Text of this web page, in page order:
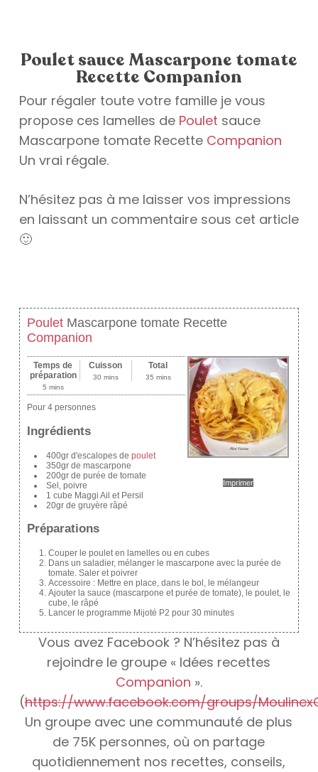
Poulet sauce Mascarpone tomate
Recette Companion
Pour régaler toute votre famille je vous
propose ces lamelles de Poulet sauce
Mascarpone tomate Recette Companion
Un vrai régale.
N’hésitez pas à me laisser vos impressions
en laissant un commentaire sous cet article
🙂
PouletMascarpone tomate Recette
Companion
Imprimer
Temps de
préparation
5 mins
Cuisson
30 mins
Total
35 mins
Pour 4 personnes
Ingrédients
400gr d'escalopes de poulet
350gr de mascarpone
200gr de purée de tomate
Sel, poivre
1 cube Maggi Ail et Persil
20gr de gruyère râpé
Préparations
Couper le poulet en lamelles ou en cubes
Dans un saladier, mélanger le mascarpone avec la purée de
tomate. Saler et poivrer
Accessoire : Mettre en place, dans le bol, le mélangeur
Ajouter la sauce (mascarpone et purée de tomate), le poulet, le
cube, le râpé
Lancer le programme Mijoté P2 pour 30 minutes
Vous avez Facebook ? N’hésitez pas à
rejoindre le groupe « Idées recettes
Companion ».
(https://www.facebook.com/groups/
Un groupe avec une communauté de plus
de 75K personnes, où on partage
quotidiennement nos recettes, conseils,